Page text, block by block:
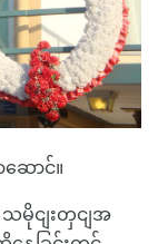
ောင်။
မိုငျးတှငျအ